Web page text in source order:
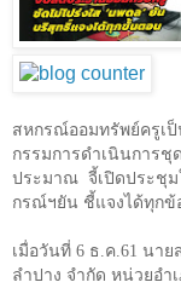
สหกรณ์ออมทรัพย์ครูเ
กรรมการดำเนินการชุ
ประมาณ จี้เปิดประชุ
กรณ์ฯยัน ชี้แจงได้ทุกข้
เมื่อวันที่ 6 ธ.ค. 61 นาย
ลำปาง จำกัด หน่วยอำเ